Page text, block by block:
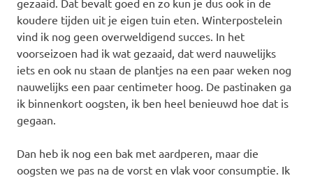
gezaaid. Dat bevalt goed en zo kun je dus ook in de
koudere tijden uit je eigen tuin eten. Winterpostelein
vind ik nog geen overweldigend succes. In het
voorseizoen had ik wat gezaaid, dat werd nauwelijks
iets en ook nu staan de plantjes na een paar weken nog
nauwelijks een paar centimeter hoog. De pastinaken ga
ik binnenkort oogsten, ik ben heel benieuwd hoe dat is
gegaan.
Dan heb ik nog een bak met aardperen, maar die
oogsten we pas na de vorst en vlak voor consumptie. Ik